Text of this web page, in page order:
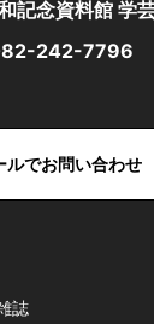
記念資料館 学
242-7796
ルでお問い合わせ
誌